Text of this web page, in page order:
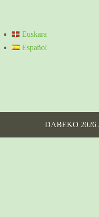
Euskara
Español
DABEKO 2026